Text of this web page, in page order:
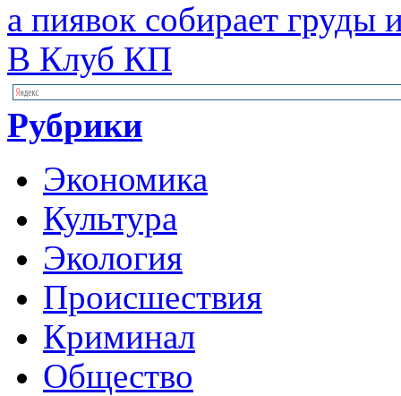
а пиявок собирает груды
В Клуб КП
Рубрики
Экономика
Культура
Экология
Происшествия
Криминал
Общество